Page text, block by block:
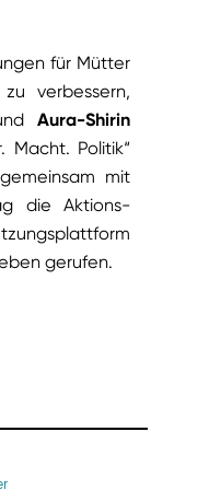
für Mütter
verbessern,
Aura-Shirin
Macht. Politik“
mit
die Aktions-
gerufen.